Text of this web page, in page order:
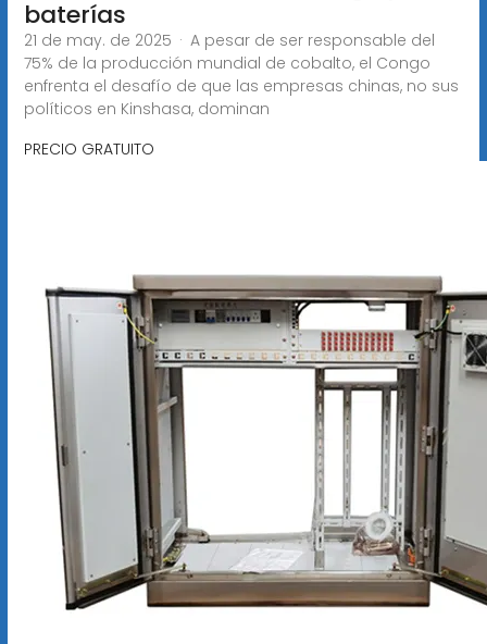
baterías
21 de may. de 2025 · A pesar de ser responsable del
75% de la producción mundial de cobalto, el Congo
enfrenta el desafío de que las empresas chinas, no sus
políticos en Kinshasa, dominan
PRECIO GRATUITO